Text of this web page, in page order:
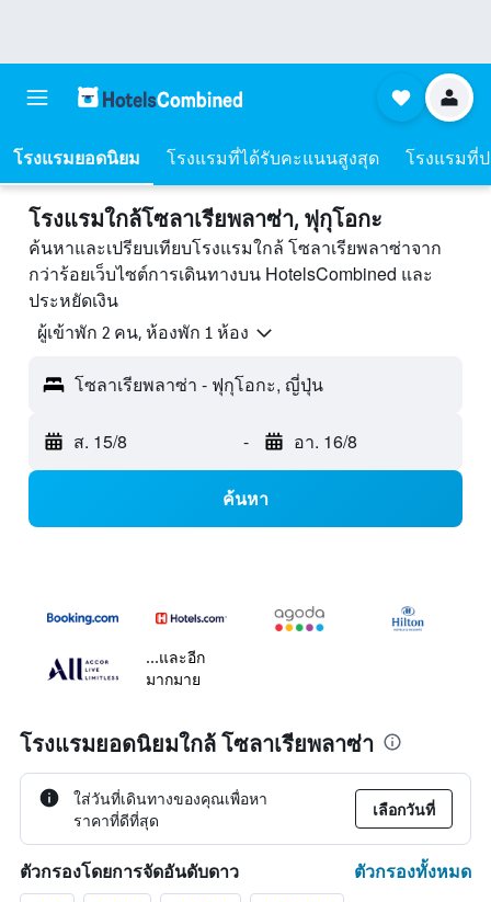
โรงแรมยอดนิยม โรงแรมที่ได้รับคะแนนสูงสุด โรงแรมที่
โรงแรมใกล้โซลาเรียพลาซ่า, ฟุกุโอกะ
ค้นหาและเปรียบเทียบโรงแรมใกล้ โซลาเรียพลาซ่าจาก
กว่าร้อยเว็บไซต์การเดินทางบน HotelsCombined และ
ประหยัดเงิน
ผู้เข้าพัก 2 คน, ห้องพัก 1 ห้อง
โซลาเรียพลาซ่า - ฟุกุโอกะ, ญี่ปุ่น
ส. 15/8 - อา. 16/8
ค้นหา
...และอีก
มากมาย
โรงแรมยอดนิยมใกล้ โซลาเรียพลาซ่า
ใส่วันที่เดินทางของคุณเพื่อหา
ราคาที่ดีที่สุด
เลือกวันที่
ตัวกรองโดยการจัดอันดับดาว ตัวกรองทั้งหมด